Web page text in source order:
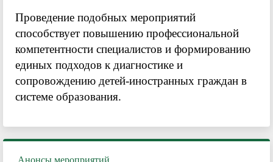
Проведение подобных мероприятий
способствует повышению профессиональной
компетентности специалистов и формированию
единых подходов к диагностике и
сопровождению детей-иностранных граждан в
системе образования.
Анонсы мероприятий